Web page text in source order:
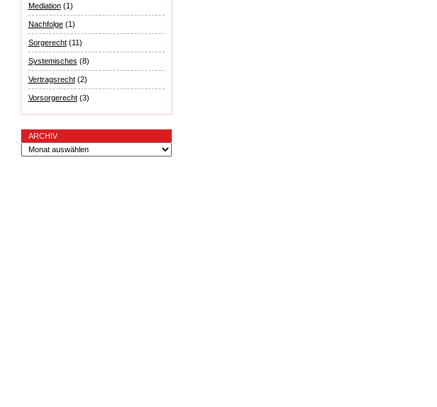
Mediation(1)
Nachfolge(1)
Sorgerecht(11)
Systemisches (8)
Vertragsrecht(2)
Vorsorgerecht(3)
ARCHIV